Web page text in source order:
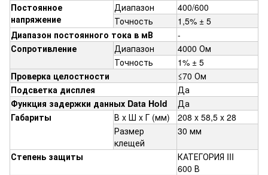
Постоянное
напряжение
Диапазон
400/600
Точность
1,5% ± 5
Диапазон постоянного тока в мВ
-
Сопротивление
Диапазон
4000 Ом
Точность
1% ± 5
Проверка целостности
≤70 Ом
Подсветка дисплея
Да
Функция задержки данных Data Hold
Да
Габариты
В x Ш x Г (мм)
208 x 58,5 x 28
Размер
клещей
30 мм
Степень защиты
КАТЕГОРИЯ III
600 В